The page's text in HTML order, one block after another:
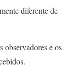
diferente de
observadores e os